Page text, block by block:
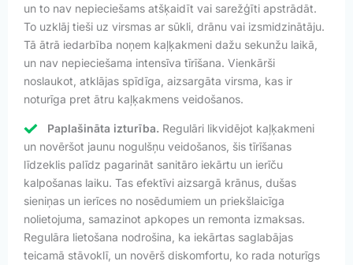
un to nav nepieciešams atšķaidīt vai sarežģīti apstrādāt.
To uzklāj tieši uz virsmas ar sūkli, drānu vai izsmidzinātāju.
Tā ātrā iedarbība noņem kaļķakmeni dažu sekunžu laikā,
un nav nepieciešama intensīva tīrīšana. Vienkārši
noslaukot, atklājas spīdīga, aizsargāta virsma, kas ir
noturīga pret ātru kaļķakmens veidošanos.
Paplašināta izturība. Regulāri likvidējot kaļķakmeni
un novēršot jaunu nogulšņu veidošanos, šis tīrīšanas
līdzeklis palīdz pagarināt sanitāro iekārtu un ierīču
kalpošanas laiku. Tas efektīvi aizsargā krānus, dušas
sieniņas un ierīces no nosēdumiem un priekšlaicīga
nolietojuma, samazinot apkopes un remonta izmaksas.
Regulāra lietošana nodrošina, ka iekārtas saglabājas
teicamā stāvoklī, un novērš diskomfortu, ko rada noturīgs